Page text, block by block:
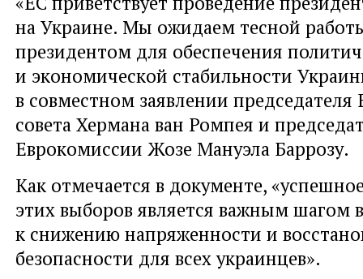
на Украине. Мы ожидаем тесной
президентом для обеспечения
и экономической стабильности
в совместном заявлении председателя
совета Хермана ван Ромпея и
Еврокомиссии Жозе Мануэла Баррозу.
Как отмечается в документе,
этих выборов является важным шагом
к снижению напряженности и
безопасности для всех украинцев».